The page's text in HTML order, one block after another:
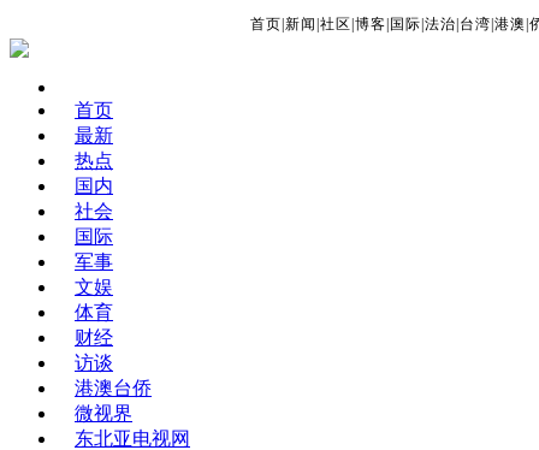
首页 新闻 社区 博客 国际 法治 台湾 港澳
首页
最新
热点
国内
社会
国际
军事
文娱
体育
财经
访谈
港澳台侨
微视界
东北亚电视网